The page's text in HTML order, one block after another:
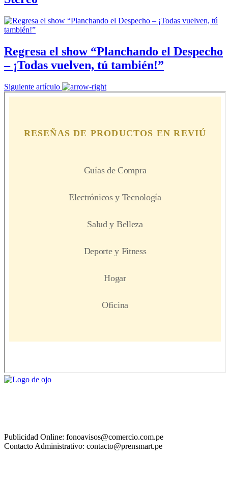
Regresa el show “Planchando el Despecho
– ¡Todas vuelven, tú también!”
Siguiente artículo
Publicidad Online: fonoavisos@comercio.com.pe
Contacto Administrativo: contacto@prensmart.pe